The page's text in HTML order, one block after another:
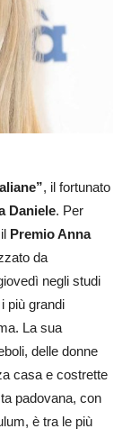
, il fortunato
Daniele. Per
Premio Anna
da
negli studi
più grandi
La sua
delle donne
casa e costrette
padovana, con
è tra le più